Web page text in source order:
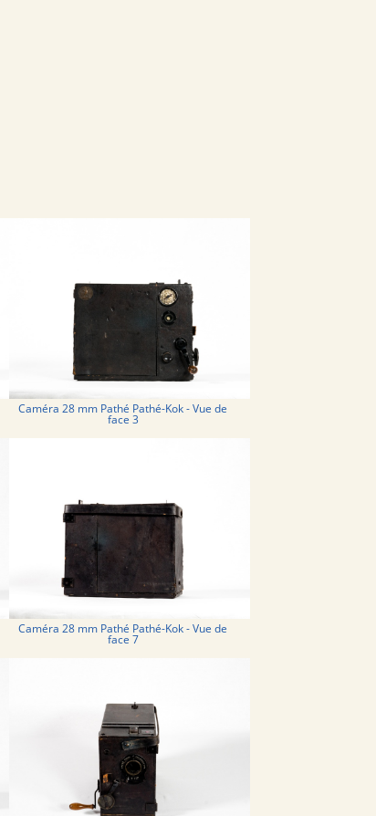
Caméra 28 mm Pathé Pathé-Kok - Vue de
face 3
Caméra 28 mm Pathé Pathé-Kok - Vue de
face 7